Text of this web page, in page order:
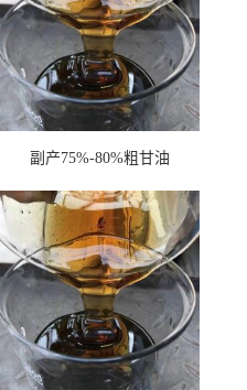
副产75%-80%粗甘油